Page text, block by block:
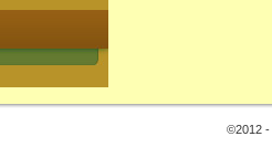
©2012 -